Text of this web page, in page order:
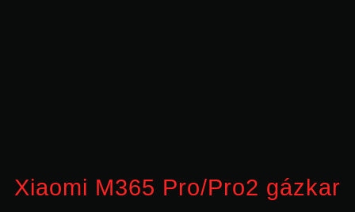
Xiaomi M365 Pro/Pro2 gázkar